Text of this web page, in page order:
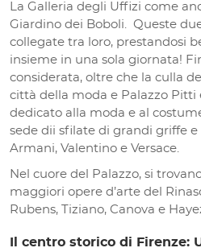
La Galleria degli Uffizi come
Giardino dei Boboli. Queste
collegate tra loro, prestandosi
insieme in una sola giornata!
considerata, oltre che la culla
città della moda e Palazzo Pitti
dedicato alla moda e al
sede dii sfilate di grandi griffe
Armani, Valentino e Versace.
Nel cuore del Palazzo, si
maggiori opere d’arte del
Rubens, Tiziano, Canova e
Il centro storico di Firenze: